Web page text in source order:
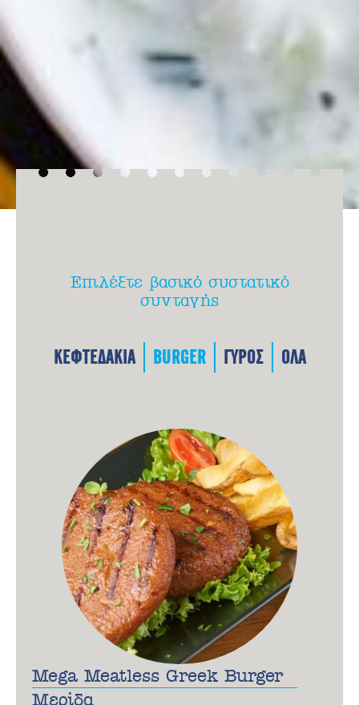
Επιλέξτε βασικό συστατικό
συνταγής
ΚΕΦΤΕΔΑΚΙΑ BURGER ΓΥΡΟΣ ΟΛΑ
Mega Meatless Greek Burger
Μερίδα